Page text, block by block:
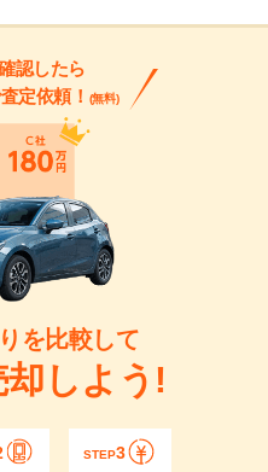
認したら
定依頼！ (無料)
を比較して
しよう!
STEP3